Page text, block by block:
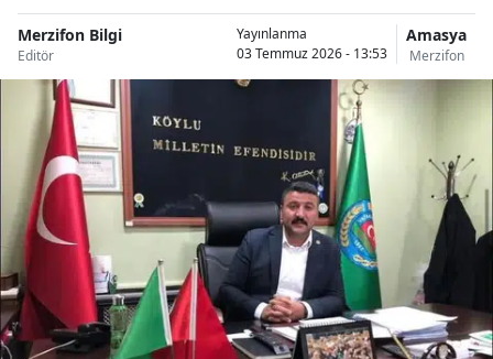
Merzifon Bilgi
Editör
Yayınlanma
03 Temmuz 2026 - 13:53
Amasya
Merzifon